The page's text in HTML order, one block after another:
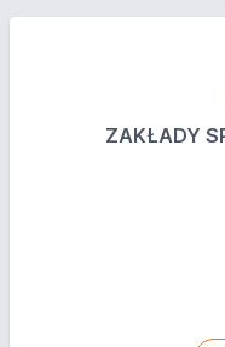
ZAKŁADY